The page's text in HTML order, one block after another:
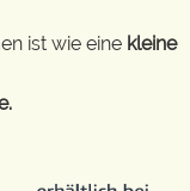
ist wie eine kleine